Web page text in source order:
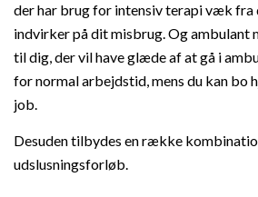
der har brug for intensiv terapi væk fra
indvirker på dit misbrug. Og ambulant
til dig, der vil have glæde af at gå i
for normal arbejdstid, mens du kan bo
job.
Desuden tilbydes en række
udslusningsforløb.